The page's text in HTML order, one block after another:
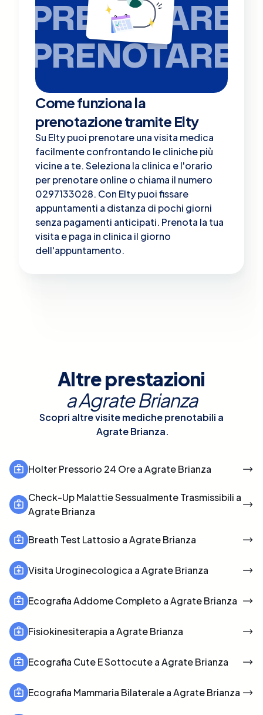
PRENOTARE
PRENOTARE
Come funziona la
prenotazione tramite Elty
Su Elty puoi prenotare una visita medica
facilmente confrontando le cliniche più
vicine a te. Seleziona la clinica e l'orario
per prenotare online o chiama il numero
0297133028. Con Elty puoi fissare
appuntamenti a distanza di pochi giorni
senza pagamenti anticipati. Prenota la tua
visita e paga in clinica il giorno
dell'appuntamento.
Altre prestazioni
aAgrate Brianza
Scopri altre visite mediche prenotabili a
Agrate Brianza.
Holter Pressorio 24 Ore a Agrate Brianza
Check-Up Malattie Sessualmente Trasmissibili a
Agrate Brianza
Breath Test Lattosio a Agrate Brianza
Visita Uroginecologica a Agrate Brianza
Ecografia Addome Completo a Agrate Brianza
Fisiokinesiterapia a Agrate Brianza
Ecografia Cute E Sottocute a Agrate Brianza
Ecografia Mammaria Bilaterale a Agrate Brianza